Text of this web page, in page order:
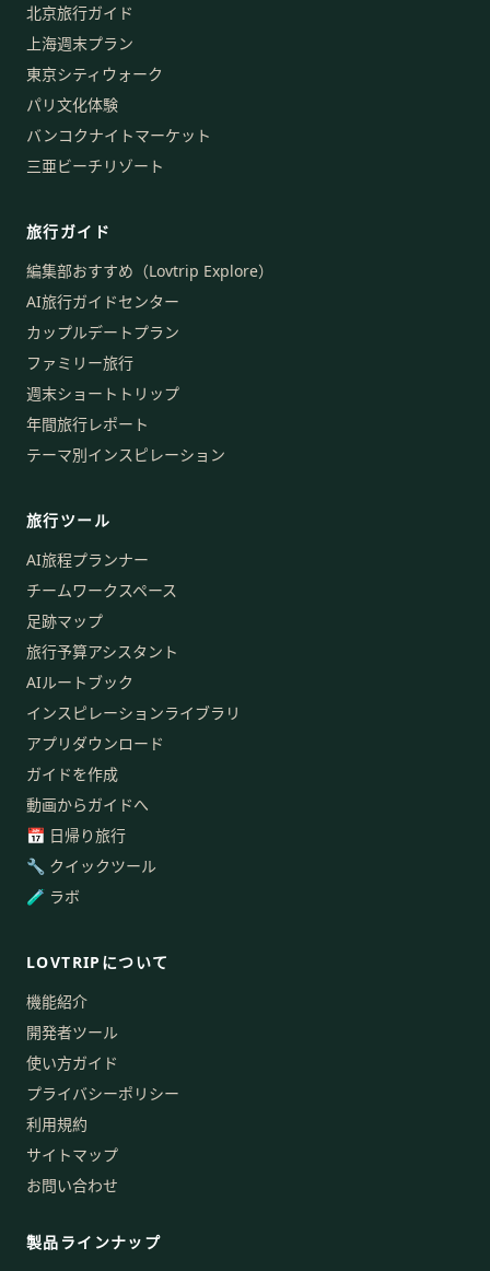
北京旅行ガイド
上海週末プラン
東京シティウォーク
パリ文化体験
バンコクナイトマーケット
三亜ビーチリゾート
旅行ガイド
編集部おすすめ（Lovtrip Explore）
AI旅行ガイドセンター
カップルデートプラン
ファミリー旅行
週末ショートトリップ
年間旅行レポート
テーマ別インスピレーション
旅行ツール
AI旅程プランナー
チームワークスペース
足跡マップ
旅行予算アシスタント
AIルートブック
インスピレーションライブラリ
アプリダウンロード
ガイドを作成
動画からガイドへ
📅 日帰り旅行
🔧 クイックツール
🧪 ラボ
LOVTRIPについて
機能紹介
開発者ツール
使い方ガイド
プライバシーポリシー
利用規約
サイトマップ
お問い合わせ
製品ラインナップ